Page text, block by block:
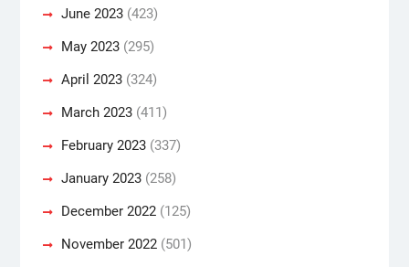
June 2023(423)
May 2023(295)
April 2023(324)
March 2023(411)
February 2023(337)
January 2023(258)
December 2022(125)
November 2022(501)